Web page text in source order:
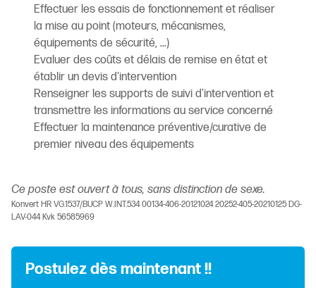
Effectuer les essais de fonctionnement et réaliser
la mise au point (moteurs, mécanismes,
équipements de sécurité, ...)
Evaluer des coûts et délais de remise en état et
établir un devis d'intervention
Renseigner les supports de suivi d'intervention et
transmettre les informations au service concerné
Effectuer la maintenance préventive/curative de
premier niveau des équipements
Ce poste est ouvert à tous, sans distinction de sexe.
Konvert HR VG.1537/BUCP W.INT.534 00134-406-20121024 20252-405-20210125 DG-
LAV-044 Kvk 56585969
Postulez dès maintenant !!